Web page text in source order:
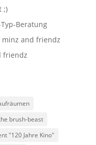
;)
Beratung
minz and friendz
friendz
brush-beast
"120 Jahre Kino"